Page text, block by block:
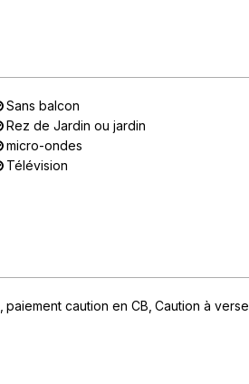
Sans balcon
Rez de Jardin ou jardin
micro-ondes
Télévision
paiement caution en CB Caution à